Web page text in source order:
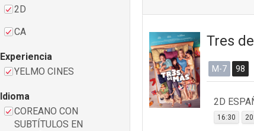
2D
CA
Experiencia
YELMO CINES
Idioma
COREANO CON
SUBTÍTULOS EN
Tres
M-7 98
2D
16:30